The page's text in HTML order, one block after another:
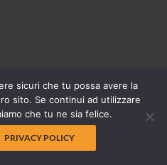
sicuri che tu possa avere la
sito. Se continui ad utilizzare
che tu ne sia felice.
PRIVACY POLICY